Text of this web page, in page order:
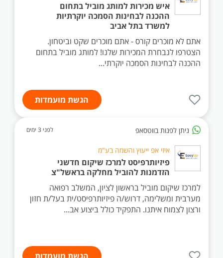
איש מכירות למותג מוביל בתחום
ההכנה לבחינות הסמכה יוקרתיות
למשרד בתל אביב
אתם לא מוכרים קורס - אתם מוכרים שקט וביטחון.
הצטרפו לנבחרת המכירות שלנו! למותג מוביל בתחום
ההכנה לבחינות הסמכה יוקרתי...
הגשת מועמדות
ניתן לפנות בווטסאפ לפני 3 ימים
איזי אפ ייעוץ והשמה בע"מ
פיזיותרפיסט למרכז שיקום חדשני
הזדמנות להוביל מחלקה בראשל"צ
למרכז שיקום מוביל בראשון לציון, המשלב רפואה
מערבית ומשלימה, דרוש/ה פיזיותרפיסט/ית בעל/ת חזון
ורצון לצמוח איתנו. התפקיד כולל ביצוע אב...